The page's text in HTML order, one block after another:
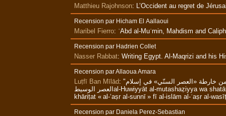
Matthieu Rajohnson: L’Occident au regret de
Recension par Hicham El Aallaoui
Maribel Fierro: ʿAbd al‑Muʾmin, Mahdism and
Recension par Hadrien Collet
Nasser Rabbat: Writing Egypt. Al‑Maqrizi and his
Recension par Allaoua Amara
Luṭfī Ban Mīlād: "الهويّات المتشظيّة وشتات النخب على تخوم العالم الإسلامي. مساهمة في إعادة رسم جوانب من خارطة «العصر السنّي» في إسلام
العصر الوسيطal‑Huwiyyāt al‑mutashaẓiyya wa shatāt al‑nukhab ‘alā tukhūm al‑‘ālam al‑islāmī min awāsiṭ : musāhama fī i‘ādat rasm ğawānib min
khāriṭat « al‑‘aṣr al‑sunnī » fī al‑islām al‑ʿaṣr
Recension par Daniela Perez-Sebastian